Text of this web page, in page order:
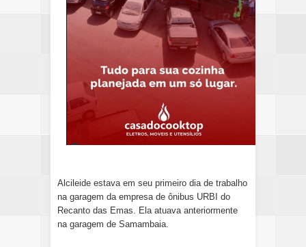
Alcileide estava em seu primeiro dia de trabalho
na garagem da empresa de ônibus URBI do
Recanto das Emas. Ela atuava anteriormente
na garagem de Samambaia.